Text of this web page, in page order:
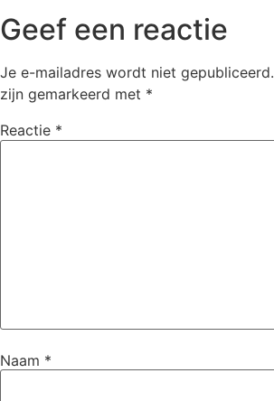
Geef een reactie
Je e-mailadres wordt niet gepubliceerd.
zijn gemarkeerd met *
Reactie *
Naam *